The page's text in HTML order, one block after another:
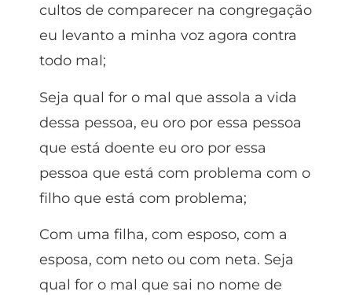
cultos de comparecer na congregação
eu levanto a minha voz agora contra
todo mal;
Seja qual for o mal que assola a vida
dessa pessoa, eu oro por essa pessoa
que está doente eu oro por essa
pessoa que está com problema com o
filho que está com problema;
Com uma filha, com esposo, com a
esposa, com neto ou com neta. Seja
qual for o mal que sai no nome de